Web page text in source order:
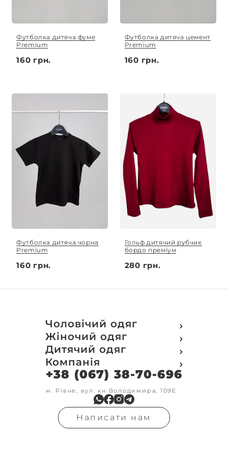
Футболка дитяча фуме
Premium
160 грн.
Футболка дитяча цемент
Premium
160 грн.
Футболка дитяча чорна
Premium
160 грн.
Гольф дитячий рубчик
бордо преміум
280 грн.
Чоловічий одяг
Футболки
Футболки Polo
Кофти
Світшот
Кенгуру
Кофта з замком
Олімпійки
Флісові кофти
Гольфи
Реглан
Жіночий одяг
Футболки
Поло
Кофти
Світшот
Олімпійки
Кофта на замку
Бомбери
В'язка
Гольфи
Дитячий одяг
Футболки
Кофти
Світшоти
Кенгуру
Кенгуру замок
Костюми
Штани
Шорти
Компанія
Про компанію
Доставка та оплата
Друк на замовлення
Обмін та повернення
Контакти
Умови оформлення
замовлення
+38 (067) 38-70-696
м. Рівне, вул. кн Володимира, 109Е
Написати нам